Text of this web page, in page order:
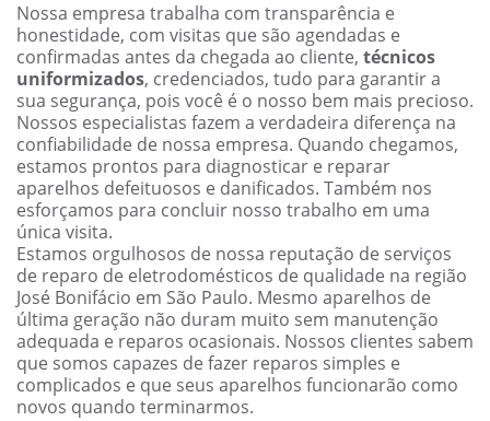
Nossa empresa trabalha com transparência e
honestidade, com visitas que são agendadas e
confirmadas antes da chegada ao cliente, técnicos
uniformizados, credenciados, tudo para garantir a
sua segurança, pois você é o nosso bem mais precioso.
Nossos especialistas fazem a verdadeira diferença na
confiabilidade de nossa empresa. Quando chegamos,
estamos prontos para diagnosticar e reparar
aparelhos defeituosos e danificados. Também nos
esforçamos para concluir nosso trabalho em uma
única visita.
Estamos orgulhosos de nossa reputação de serviços
de reparo de eletrodomésticos de qualidade na região
José Bonifácio em São Paulo. Mesmo aparelhos de
última geração não duram muito sem manutenção
adequada e reparos ocasionais. Nossos clientes sabem
que somos capazes de fazer reparos simples e
complicados e que seus aparelhos funcionarão como
novos quando terminarmos.